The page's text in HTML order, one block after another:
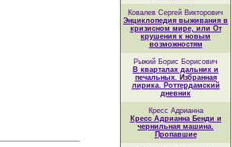
Ковалев Сергей Викторович
Энциклопедия выживания в
кризисном мире, или От
крушения к новым
возможностям
Рыжий Борис Борисович
В кварталах дальних и
печальных. Избранная
лирика. Роттердамский
дневник
Кресс Адрианна
Кресс Адрианна Бенди и
чернильная машина.
Пропавшие